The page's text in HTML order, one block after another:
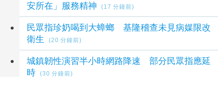
安所在」服務精神
(17 分鐘前)
民眾指珍奶喝到大蟑螂 基隆稽查未見病媒限改
衛生
(20 分鐘前)
城鎮韌性演習半小時網路降速 部分民眾指應延
時
(30 分鐘前)